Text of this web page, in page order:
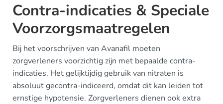
Contra-indicaties & Speciale
Voorzorgsmaatregelen
Bij het voorschrijven van Avanafil moeten
zorgverleners voorzichtig zijn met bepaalde contra-
indicaties. Het gelijktijdig gebruik van nitraten is
absoluut gecontra-indiceerd, omdat dit kan leiden tot
ernstige hypotensie. Zorgverleners dienen ook extra